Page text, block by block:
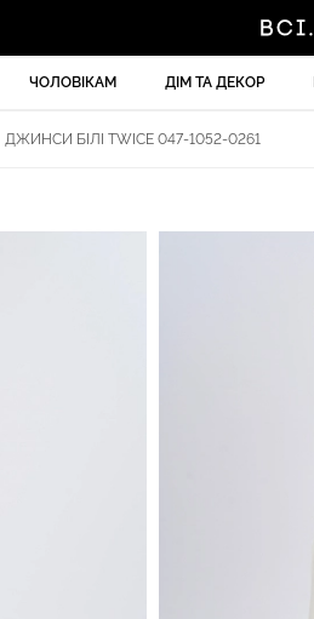
ЧОЛОВІКАМ ДІМ ТА ДЕКОР
ДЖИНСИ БІЛІ TWICE 047-1052-0261